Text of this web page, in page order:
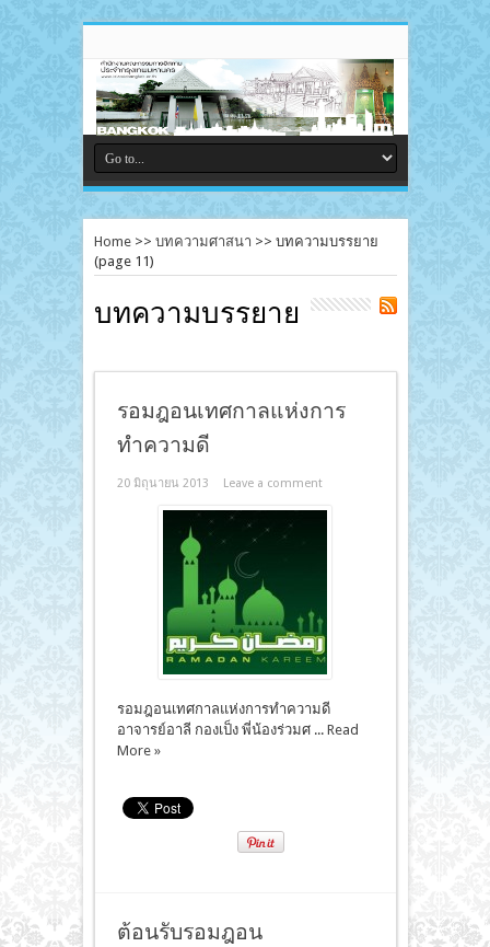
Home>> บทความศาสนา >> บทความบรรยาย
(page 11)
บทความบรรยาย
รอมฎอนเทศกาลแห่งการ
ทำความดี
20 มิถุนายน 2013 Leave a comment
รอมฎอนเทศกาลแห่งการทำความดี
อาจารย์อาลี กองเป็ง พี่น้องร่วมศ ... Read
More »
ต้อนรับรอมฎอน